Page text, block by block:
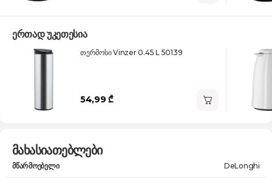
ერთად უკეთესია
თერმოსი Vinzer 0.45 L 50139
54,99 ₾
მახასიათებლები
მწარმოებელი DeLonghi